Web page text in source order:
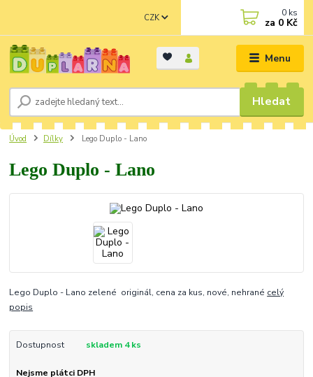
Menu
CZK
Hledat
0 ks
za 0 Kč
Úvod Dílky Lego Duplo - Lano
Lego Duplo - Lano
Lego Duplo - Lano zelené originál, cena za kus, nové, nehrané celý
popis
Dostupnost skladem 4 ks
Nejsme plátci DPH